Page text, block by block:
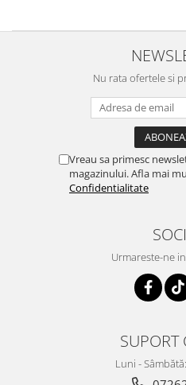
Nu rata ofertele si
Vreau sa primesc
magazinului. Afla mai
Confidentialitate
Urmareste-ne
SUPORT
Luni -